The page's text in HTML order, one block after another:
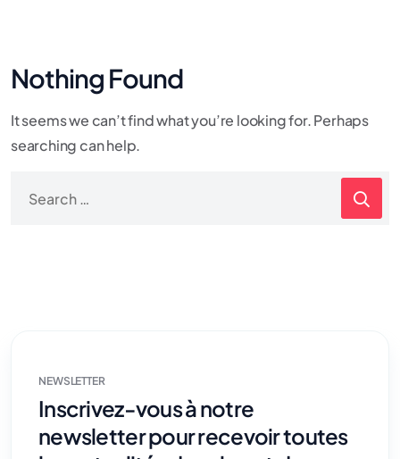
Nothing Found
It seems we can’t find what you’re looking for. Perhaps
searching can help.
NEWSLETTER
Inscrivez-vous à notre
newsletter pour recevoir toutes